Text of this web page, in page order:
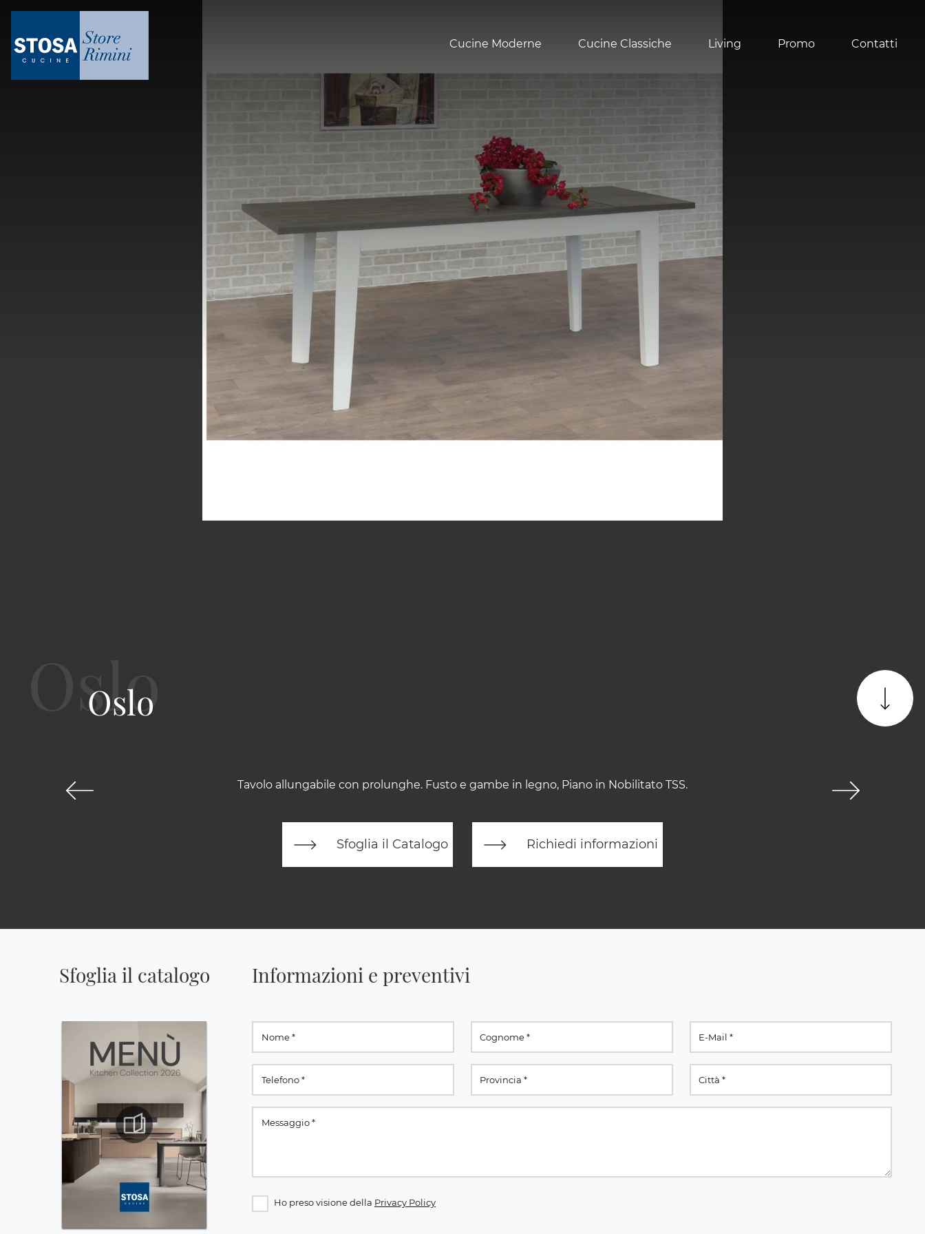
Cucine Moderne Cucine Classiche Living Promo Contatti
Tavolo allungabile con prolunghe. Fusto e gambe in legno, Piano in Nobilitato TSS.
Sfoglia il Catalogo Richiedi informazioni
Oslo
Sfoglia il catalogo Informazioni e preventivi
Ho preso visione della Privacy Policy